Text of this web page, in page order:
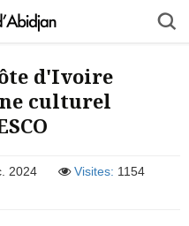
d'Ivoire
culturel
2024 Visites: 1154